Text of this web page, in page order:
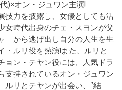
)×オン・ジュワン主演!
技力を披露し、女優としても活
女時代出身のチェ・スヨンが父
ーから逃げ出し自分の人生を生
・ルリ役を熱演!また、ルリと
ョン・テヤン役には、人気ドラ
支持されているオン・ジュワン
ルリとテヤンが出会い、”結